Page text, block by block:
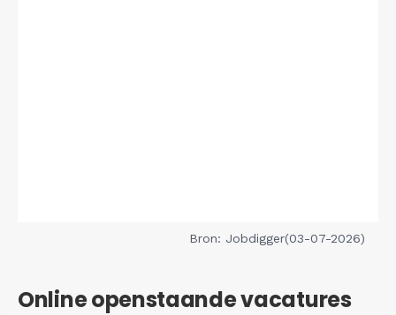
Bron: Jobdigger(03-07-2026)
Online openstaande vacatures